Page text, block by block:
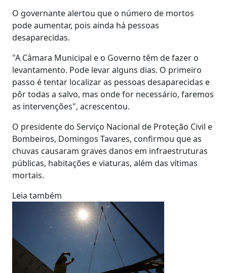
O governante alertou que o número de mortos
pode aumentar, pois ainda há pessoas
desaparecidas.
"A Câmara Municipal e o Governo têm de fazer o
levantamento. Pode levar alguns dias. O primeiro
passo é tentar localizar as pessoas desaparecidas e
pôr todas a salvo, mas onde for necessário, faremos
as intervenções", acrescentou.
O presidente do Serviço Nacional de Proteção Civil e
Bombeiros, Domingos Tavares, confirmou que as
chuvas causaram graves danos em infraestruturas
públicas, habitações e viaturas, além das vítimas
mortais.
Leia também